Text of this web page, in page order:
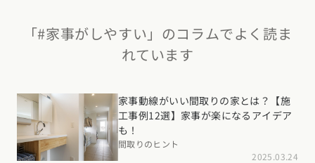
「#家事がしやすい」のコラムでよく読ま
れています
家事動線がいい間取りの家とは？【施
工事例12選】家事が楽になるアイデア
も！
間取りのヒント
2025.03.24